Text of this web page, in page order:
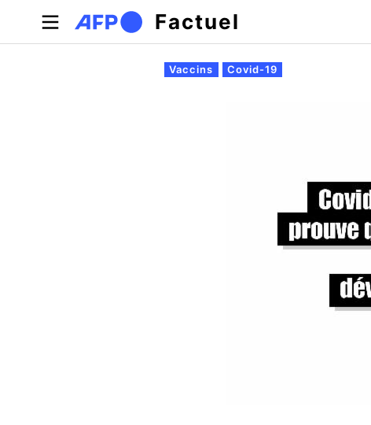
Aller au contenu principal
Factuel
Onglets principaux
Vaccins Covid-19